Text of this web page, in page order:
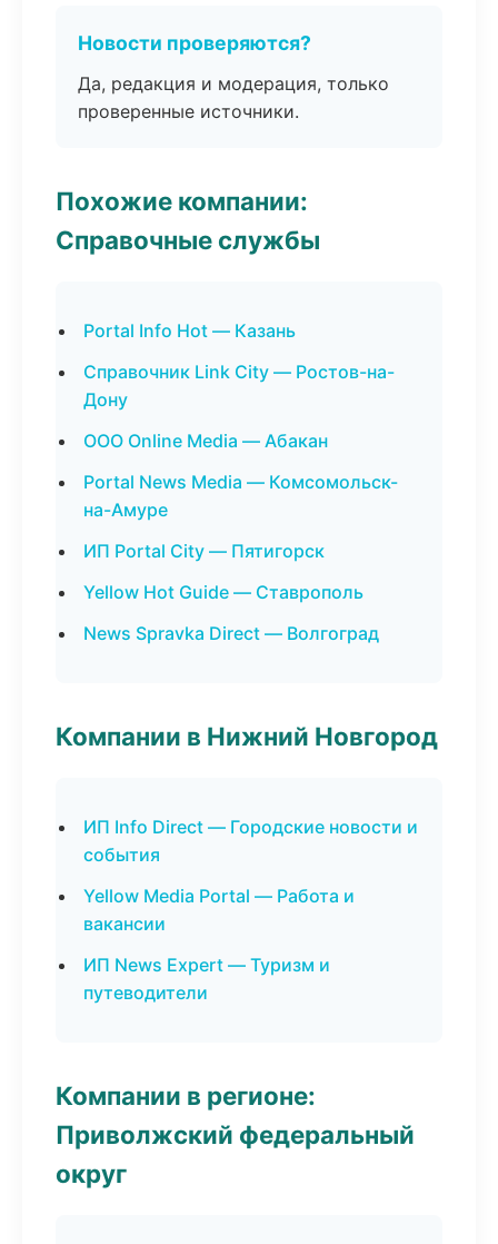
Новости проверяются?
Да, редакция и модерация, только
проверенные источники.
Похожие компании:
Справочные службы
Portal Info Hot — Казань
Справочник Link City — Ростов-на-
Дону
ООО Online Media — Абакан
Portal News Media — Комсомольск-
на-Амуре
ИП Portal City — Пятигорск
Yellow Hot Guide — Ставрополь
News Spravka Direct — Волгоград
Компании в Нижний Новгород
ИП Info Direct — Городские новости и
события
Yellow Media Portal — Работа и
вакансии
ИП News Expert — Туризм и
путеводители
Компании в регионе:
Приволжский федеральный
округ